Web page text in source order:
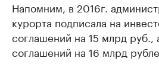
Напомним, в 2016г.
курорта подписала на
соглашений на 15 млрд руб.,
соглашений на 16 млрд